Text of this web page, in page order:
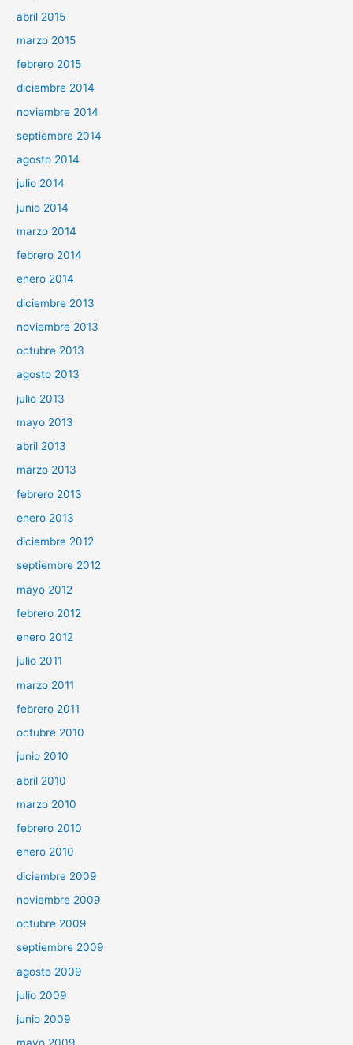
abril 2015
marzo 2015
febrero 2015
diciembre 2014
noviembre 2014
septiembre 2014
agosto 2014
julio 2014
junio 2014
marzo 2014
febrero 2014
enero 2014
diciembre 2013
noviembre 2013
octubre 2013
agosto 2013
julio 2013
mayo 2013
abril 2013
marzo 2013
febrero 2013
enero 2013
diciembre 2012
septiembre 2012
mayo 2012
febrero 2012
enero 2012
julio 2011
marzo 2011
febrero 2011
octubre 2010
junio 2010
abril 2010
marzo 2010
febrero 2010
enero 2010
diciembre 2009
noviembre 2009
octubre 2009
septiembre 2009
agosto 2009
julio 2009
junio 2009